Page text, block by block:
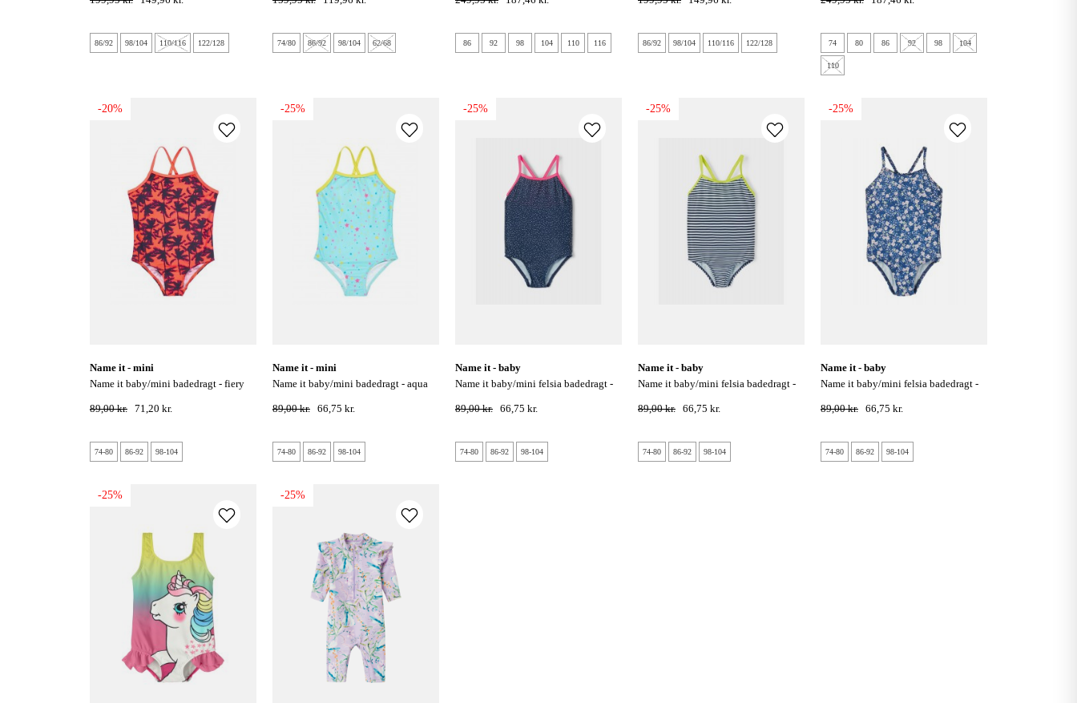
86/92 98/104 110/116 122/128 74/80 86/92 98/104 62/68 86 92 98 104 110 116 86/92 98/104 110/116 122/128 74 80 86 92 98 104
110
-20%
name it - mini
name it baby/mini badedragt - fiery
89,00 kr. 71,20 kr.
74-80 86-92 98-104
-25%
name it - mini
name it baby/mini badedragt - aqua
89,00 kr. 66,75 kr.
74-80 86-92 98-104
-25%
name it - baby
name it baby/mini felsia badedragt -
89,00 kr. 66,75 kr.
74-80 86-92 98-104
-25%
name it - baby
name it baby/mini felsia badedragt -
89,00 kr. 66,75 kr.
74-80 86-92 98-104
-25%
name it - baby
name it baby/mini felsia badedragt -
89,00 kr. 66,75 kr.
74-80 86-92 98-104
-25% -25%